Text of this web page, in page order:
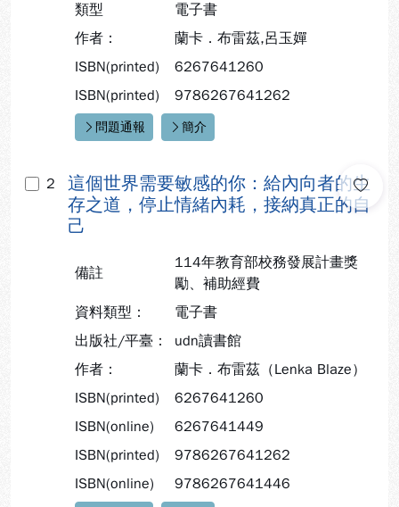
類型
電子書
作者：
蘭卡．布雷茲,呂玉嬋
ISBN(printed)
6267641260
ISBN(printed)
9786267641262
快速連結：
問題通報 簡介
2
這個世界需要敏感的你：給內向者的生
存之道，停止情緒內耗，接納真正的自
己
備註
114年教育部校務發展計畫獎
勵、補助經費
資料類型：
電子書
出版社/平臺：
udn讀書館
作者：
蘭卡．布雷茲（Lenka Blaze）
ISBN(printed)
6267641260
ISBN(online)
6267641449
ISBN(printed)
9786267641262
ISBN(online)
9786267641446